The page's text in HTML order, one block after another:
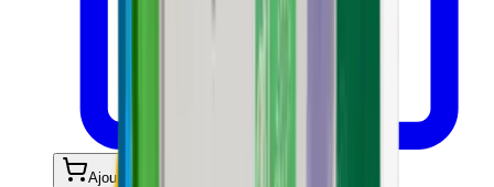
Ajouter au panier